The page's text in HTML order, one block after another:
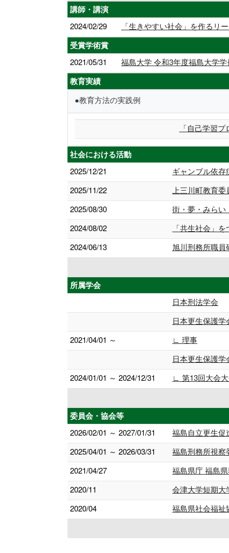
講師・講演
2024/02/29 「生きやすい社会」を作るリ
受賞学術賞
2021/05/31 福島大学 令和3年度福島大学
教育実績
●教育方法の実践例
「自己学習
社会における活動
2025/12/21
ギャンブル依
2025/11/22
上三川町教育
2025/08/30
街・夢・みら
2024/08/02
「共生社会」
2024/06/13
旭川刑務所職員
所属学会
日本刑法学会
日本更生保護学
2021/04/01 ～
∟ 理事
日本更生保護学
2024/01/01 ～ 2024/12/31
∟ 第13回大会
委員会・協会等
2026/02/01 ～ 2027/01/31
福島自立更生促
2025/04/01 ～ 2026/03/31
福島刑務所視察
2021/04/27
福島県庁 福島
2020/11
会津大学短期大
2020/04
福島県社会福